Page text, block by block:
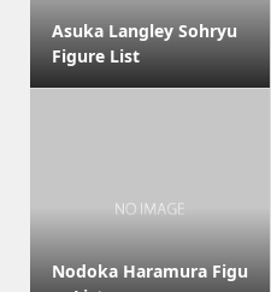
Asuka Langley Sohryu
Figure List
Nodoka Haramura Figu